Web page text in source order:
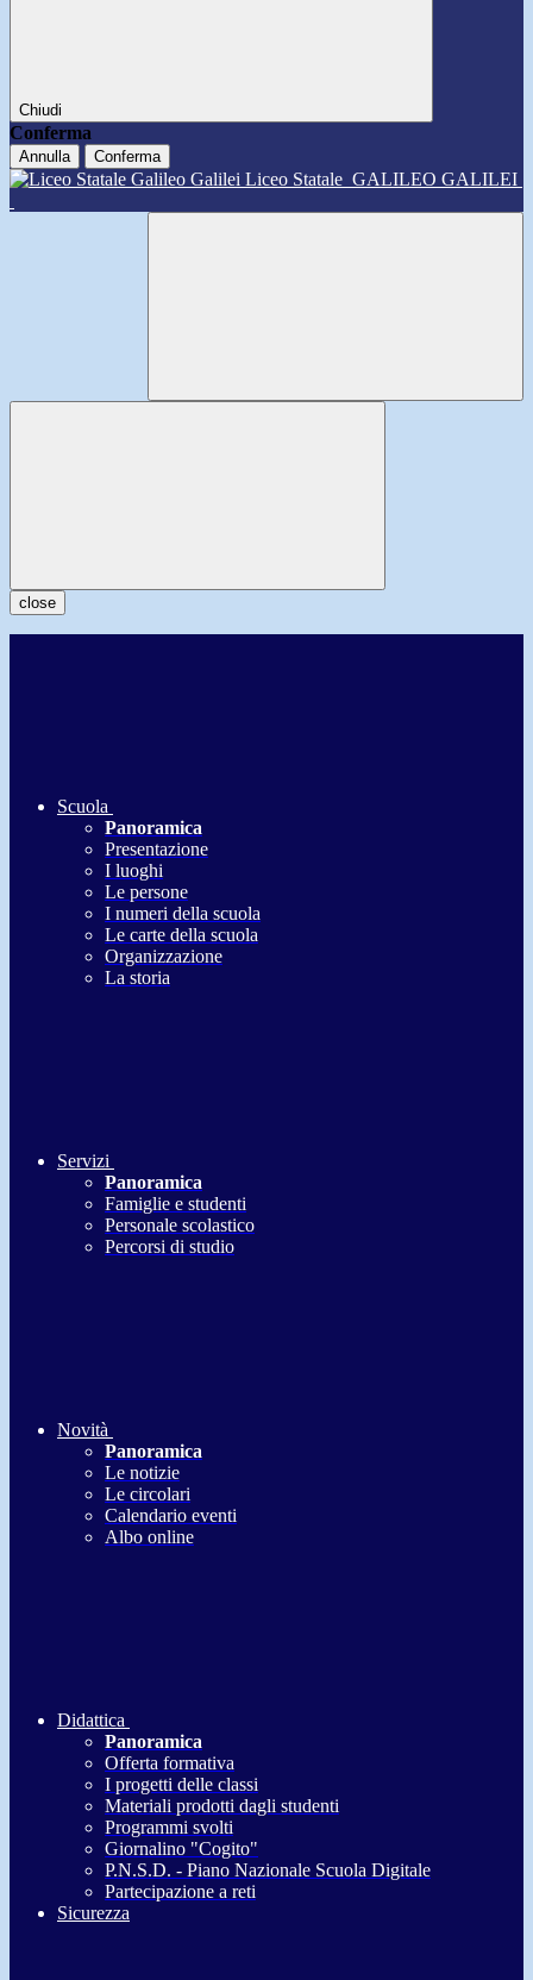
Chiudi
Conferma
Annulla Conferma
Liceo Statale GALILEO GALILEI
close
Scuola
Panoramica
Presentazione
I luoghi
Le persone
I numeri della scuola
Le carte della scuola
Organizzazione
La storia
Servizi
Panoramica
Famiglie e studenti
Personale scolastico
Percorsi di studio
Novità
Panoramica
Le notizie
Le circolari
Calendario eventi
Albo online
Didattica
Panoramica
Offerta formativa
I progetti delle classi
Materiali prodotti dagli studenti
Programmi svolti
Giornalino "Cogito"
P.N.S.D. - Piano Nazionale Scuola Digitale
Partecipazione a reti
Sicurezza